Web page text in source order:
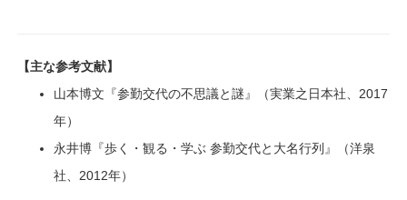
【主な参考文献】
山本博文『参勤交代の不思議と謎』（実業之日本社、2017
年）
永井博『歩く・観る・学ぶ 参勤交代と大名行列』（洋泉
社、2012年）